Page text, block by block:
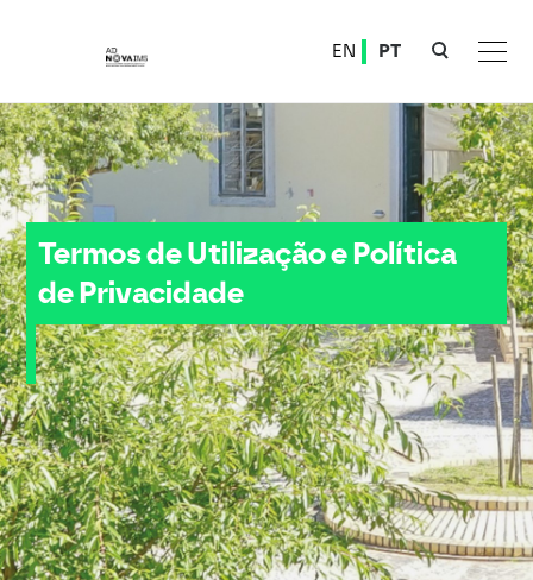
EN PT
Política de Privacidade
Termos de Utilização e Política
de Privacidade